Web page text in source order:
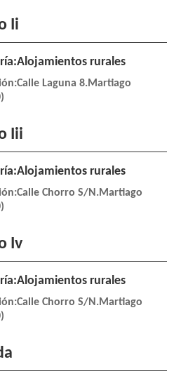
Ii
rurales
Laguna 8.Martiago
Iii
rurales
Chorro S/N.Martiago
Iv
rurales
Chorro S/N.Martiago